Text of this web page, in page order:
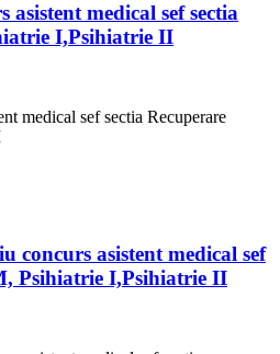
asistent medical sef sectia
I,Psihiatrie II
medical sef sectia Recuperare
concurs asistent medical sef
Psihiatrie I,Psihiatrie II